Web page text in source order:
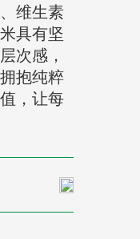
维生素
具有坚
次感，
抱纯粹
，让每